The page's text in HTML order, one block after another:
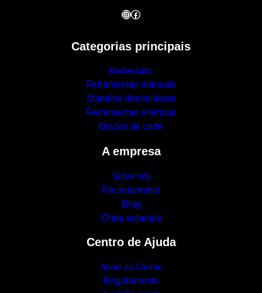
InstagramFacebook
Categorias principais
Berbequins
Ferramentas manuais
Martelos demolidores
Ferramentas elétricas
Discos de corte
A empresa
Sobre nós
Recrutamento
Blog
Onde estamos
Centro de Ajuda
Apoio ao Cliente
Regulamento